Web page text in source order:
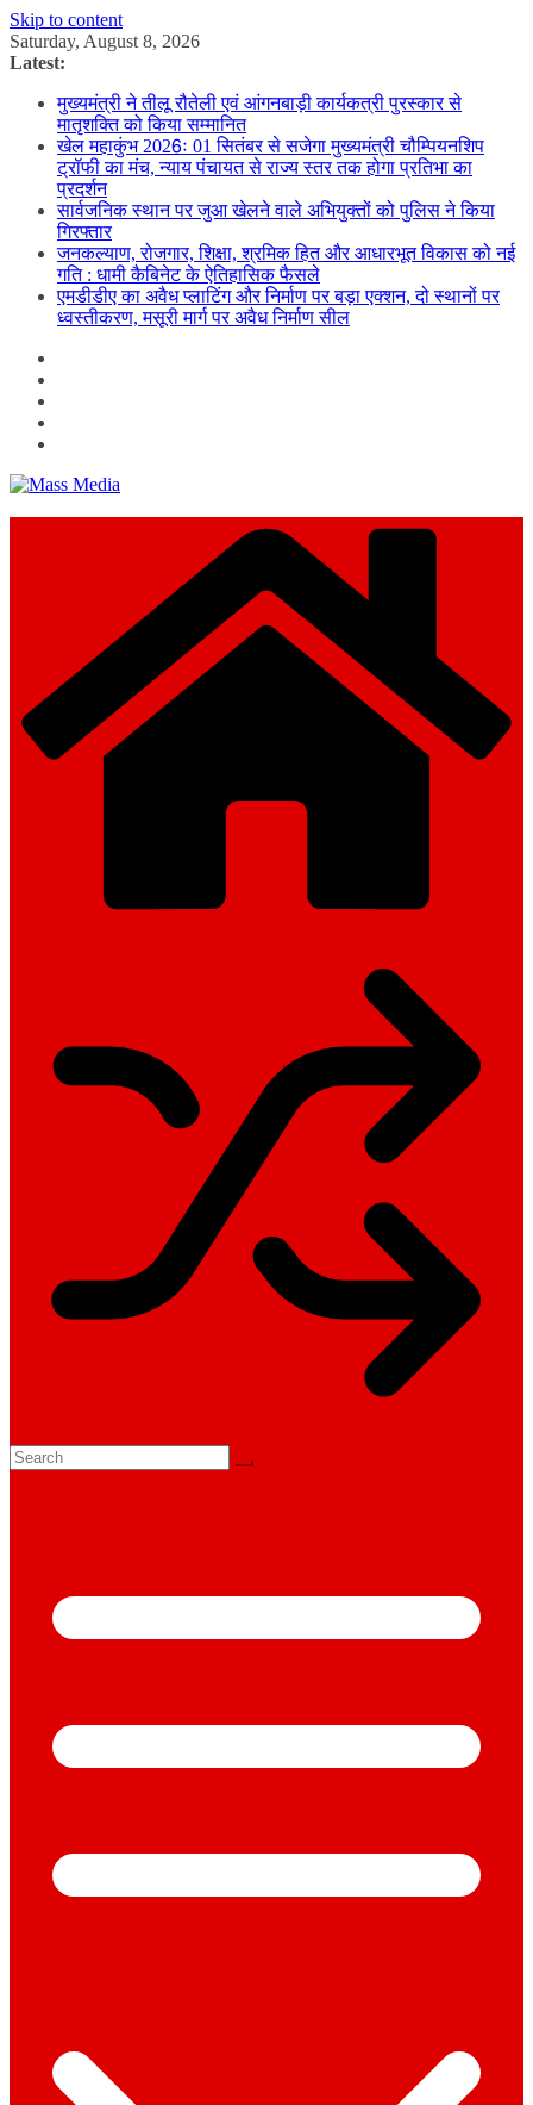
Skip to content
Saturday, August 8, 2026
Latest:
मुख्यमंत्री ने तीलू रौतेली एवं आंगनबाड़ी कार्यकत्री पुरस्कार से
मातृशक्ति को किया सम्मानित
खेल महाकुंभ 2026ः 01 सितंबर से सजेगा मुख्यमंत्री चौम्पियनशिप
ट्रॉफी का मंच, न्याय पंचायत से राज्य स्तर तक होगा प्रतिभा का
प्रदर्शन
सार्वजनिक स्थान पर जुआ खेलने वाले अभियुक्तों को पुलिस ने किया
गिरफ्तार
जनकल्याण, रोजगार, शिक्षा, श्रमिक हित और आधारभूत विकास को नई
गति : धामी कैबिनेट के ऐतिहासिक फैसले
एमडीडीए का अवैध प्लाटिंग और निर्माण पर बड़ा एक्शन, दो स्थानों पर
ध्वस्तीकरण, मसूरी मार्ग पर अवैध निर्माण सील